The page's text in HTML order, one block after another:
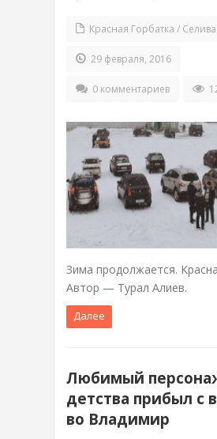
Красная Горбатка /
29 февраля, 2016
0 комментариев
Зима продолжается.
Автор — Турал Алиев.
Далее
Любимый
детства прибыл с
во Владимир